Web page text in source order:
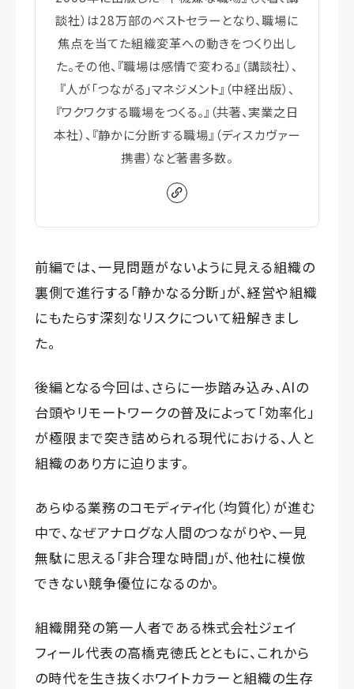
談社）は28万部のベストセラーとなり、職場に
焦点を当てた組織変革への動きをつくり出し
た。その他、『職場は感情で変わる』（講談社）、
『人が「つながる」マネジメント』（中経出版）、
『ワクワクする職場をつくる。』（共著、実業之日
本社）、『静かに分断する職場』（ディスカヴァー
携書）など著書多数。
前編では、一見問題がないように見える組織の
裏側で進行する「静かなる分断」が、経営や組織
にもたらす深刻なリスクについて紐解きまし
た。
後編となる今回は、さらに一歩踏み込み、AIの
台頭やリモートワークの普及によって「効率化」
が極限まで突き詰められる現代における、人と
組織のあり方に迫ります。
あらゆる業務のコモディティ化（均質化）が進む
中で、なぜアナログな人間のつながりや、一見
無駄に思える「非合理な時間」が、他社に模倣
できない競争優位になるのか。
組織開発の第一人者である株式会社ジェイ
フィール代表の高橋克徳氏とともに、これから
の時代を生き抜くホワイトカラーと組織の生存